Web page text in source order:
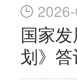
国家
划》